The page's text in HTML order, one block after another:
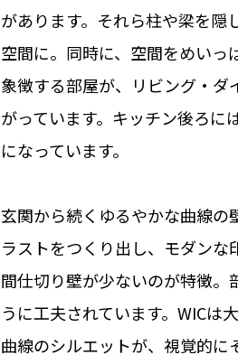
があります。それら柱や梁を隠
空間に。同時に、空間をめいっ
象徴する部屋が、リビング・
がっています。キッチン後ろに
になっています。
玄関から続くゆるやかな曲線の
ラストをつくり出し、モダンな
間仕切り壁が少ないのが特徴
うに工夫されています。WICは
曲線のシルエットが、視覚的に